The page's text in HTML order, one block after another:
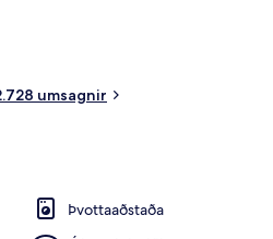
auk þess sem íbúðirnar skarta
meðal eru baðsloppar og inniskór.
eru meðal helstu kosta
sem hafa heimsótt hann. Það er
almenningssamgöngur: Expo
umsagnir
Þvottaaðstaða